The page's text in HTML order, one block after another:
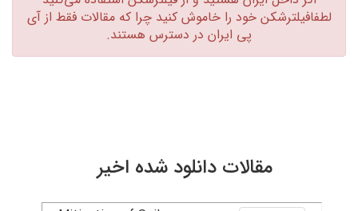
لطفافیلترشکن خود را خاموش کنید چرا که مقالات فقط از آی
پی ایران در دسترس هستند.‏
مقالات دانلود شده اخیر